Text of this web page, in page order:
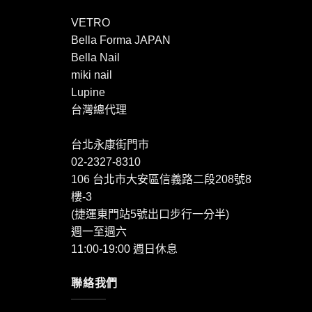
VETRO
Bella Forma JAPAN
Bella Nail
miki nail
Lupine
台灣總代理
台北永康街門市
02-2327-8310
106 台北市大安區信義路二段208號8
樓-3
(捷運東門站5號出口步行一分半)
週一至週六
11:00-19:00 週日休息
聯絡我們